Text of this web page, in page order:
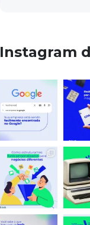
Instagram